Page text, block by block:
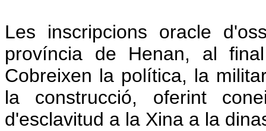
Les inscripcions oracle
província de Henan, al
Cobreixen la política, la
la construcció, oferint
d'esclavitud a la Xina a la